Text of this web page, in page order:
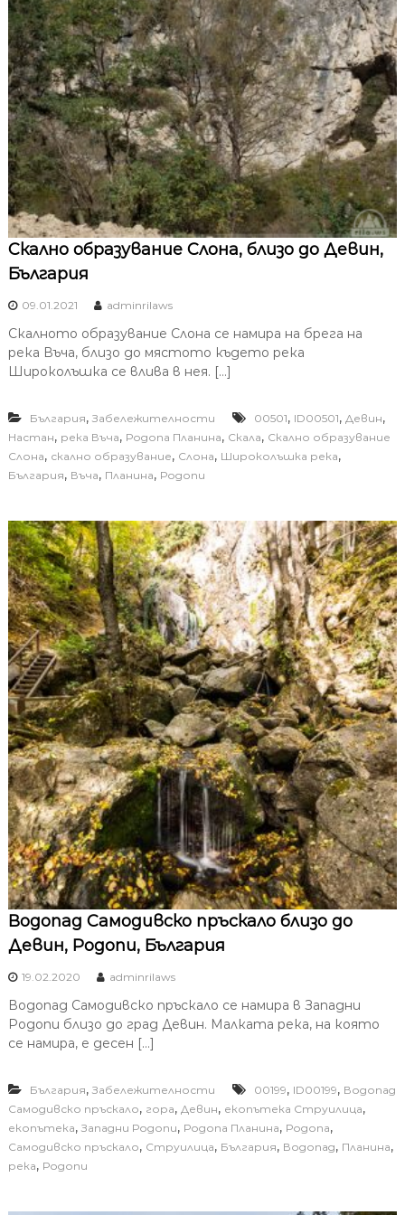
Скално образувание Слона, близо до Девин,
България
09.01.2021 adminrilaws
Скалното образувание Слона се намира на брега на
река Въча, близо до мястото където река
Широколъшка се влива в нея. […]
България, Забележителности 00501, ID00501, Девин,
Настан, река Въча, Родопа Планина, Скала, Скално образувание
Слона, скално образувание, Слона, Широколъшка река,
България, Въча, Планина, Родопи
Водопад Самодивско пръскало близо до
Девин, Родопи, България
19.02.2020 adminrilaws
Водопад Самодивско пръскало се намира в Западни
Родопи близо до град Девин. Малката река, на която
се намира, е десен […]
България, Забележителности 00199, ID00199, Водопад
Самодивско пръскало, гора, Девин, екопътека Струилица,
екопътека, Западни Родопи, Родопа Планина, Родопа,
Самодивско пръскало, Струилица, България, Водопад, Планина,
река, Родопи